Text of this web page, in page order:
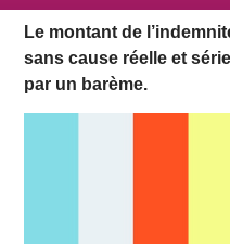
Le montant de
sans cause réelle et
par un barème.